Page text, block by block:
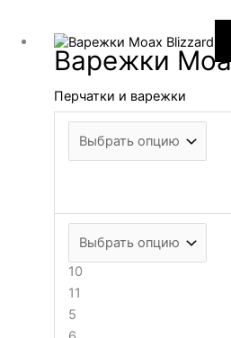
Варежки
Перчатки и варежки
10
11
5